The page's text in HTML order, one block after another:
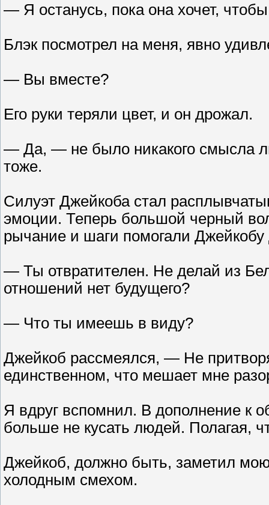
— Я останусь, пока она хочет,
Блэк посмотрел на меня, явно
— Вы вместе?
Его руки теряли цвет, и он дрожал.
— Да, — не было никакого смысла
тоже.
Силуэт Джейкоба стал
эмоции. Теперь большой черный
рычание и шаги помогали Джейкобу
— Ты отвратителен. Не делай из
отношений нет будущего?
— Что ты имеешь в виду?
Джейкоб рассмеялся, — Не
единственном, что мешает мне
Я вдруг вспомнил. В дополнение к
больше не кусать людей. Полагая,
Джейкоб, должно быть, заметил
холодным смехом.